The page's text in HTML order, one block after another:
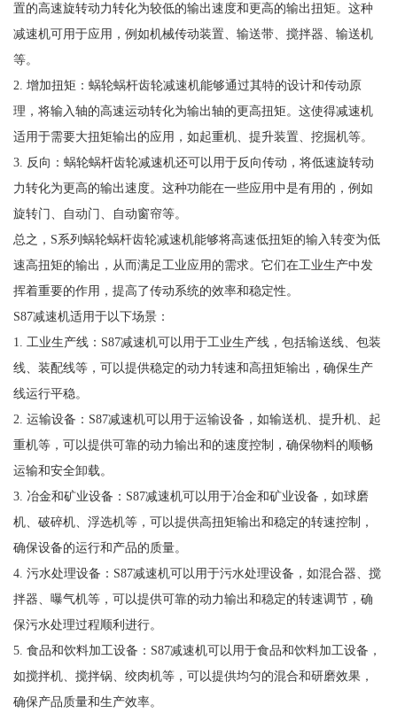
置的高速旋转动力转化为较低的输出速度和更高的输出扭矩。这种
减速机可用于应用，例如机械传动装置、输送带、搅拌器、输送机
等。
2. 增加扭矩：蜗轮蜗杆齿轮减速机能够通过其特的设计和传动原
理，将输入轴的高速运动转化为输出轴的更高扭矩。这使得减速机
适用于需要大扭矩输出的应用，如起重机、提升装置、挖掘机等。
3. 反向：蜗轮蜗杆齿轮减速机还可以用于反向传动，将低速旋转动
力转化为更高的输出速度。这种功能在一些应用中是有用的，例如
旋转门、自动门、自动窗帘等。
总之，S系列蜗轮蜗杆齿轮减速机能够将高速低扭矩的输入转变为低
速高扭矩的输出，从而满足工业应用的需求。它们在工业生产中发
挥着重要的作用，提高了传动系统的效率和稳定性。
S87减速机适用于以下场景：
1. 工业生产线：S87减速机可以用于工业生产线，包括输送线、包装
线、装配线等，可以提供稳定的动力转速和高扭矩输出，确保生产
线运行平稳。
2. 运输设备：S87减速机可以用于运输设备，如输送机、提升机、起
重机等，可以提供可靠的动力输出和的速度控制，确保物料的顺畅
运输和安全卸载。
3. 冶金和矿业设备：S87减速机可以用于冶金和矿业设备，如球磨
机、破碎机、浮选机等，可以提供高扭矩输出和稳定的转速控制，
确保设备的运行和产品的质量。
4. 污水处理设备：S87减速机可以用于污水处理设备，如混合器、搅
拌器、曝气机等，可以提供可靠的动力输出和稳定的转速调节，确
保污水处理过程顺利进行。
5. 食品和饮料加工设备：S87减速机可以用于食品和饮料加工设备，
如搅拌机、搅拌锅、绞肉机等，可以提供均匀的混合和研磨效果，
确保产品质量和生产效率。